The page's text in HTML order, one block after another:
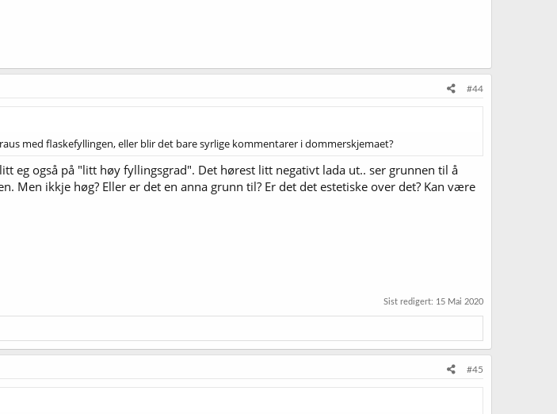
#44
med flaskefyllingen, eller blir det bare syrlige kommentarer i dommerskjemaet?
eg også på "litt høy fyllingsgrad". Det hørest litt negativt lada ut.. ser grunnen til å
Men ikkje høg? Eller er det en anna grunn til? Er det det estetiske over det? Kan være
Sist redigert: 15 Mai 2020
#45